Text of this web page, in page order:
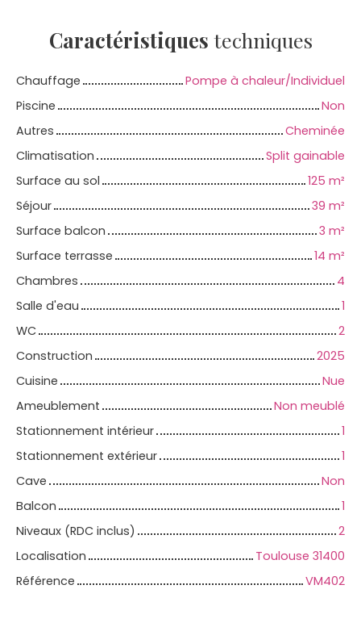
Caractéristiques techniques
Chauffage
Pompe à chaleur/Individuel
Piscine
Non
Autres
Cheminée
Climatisation
Split gainable
Surface au sol
125 m²
Séjour
39 m²
Surface balcon
3 m²
Surface terrasse
14 m²
Chambres
4
Salle d'eau
1
WC
2
Construction
2025
Cuisine
Nue
Ameublement
Non meublé
Stationnement intérieur
1
Stationnement extérieur
1
Cave
Non
Balcon
1
Niveaux (RDC inclus)
2
Localisation
Toulouse 31400
Référence
VM402